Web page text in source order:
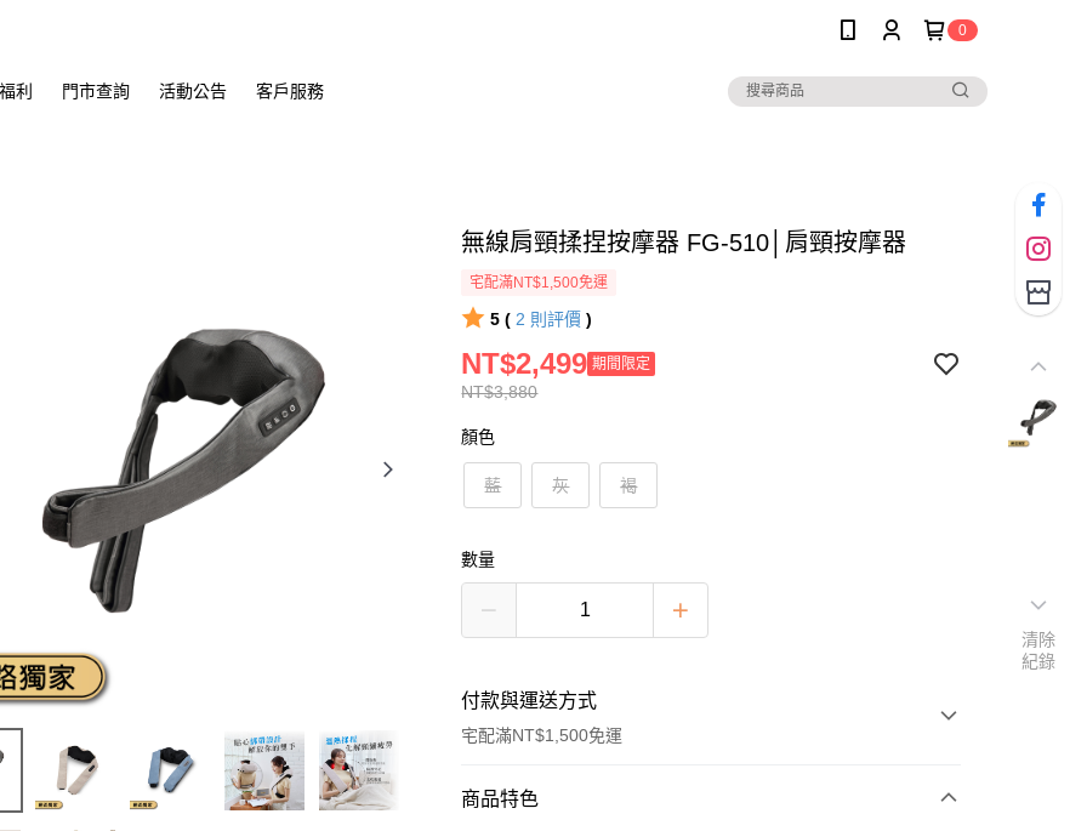
0
利 門市查詢 活動公告 客戶服務
無線肩頸揉捏按摩器 FG-510│肩頸按摩器
宅配滿NT$1,500免運
5 ( 2 則評價 )
NT$3,880
NT$2,499 期間限定
顏色
藍 灰 褐
數量
付款與運送方式
宅配滿NT$1,500免運
付款方式
商品特色
清除
紀錄